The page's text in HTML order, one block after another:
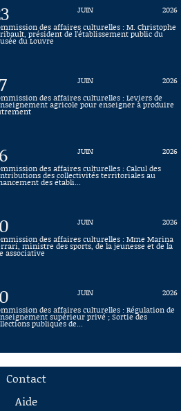
JUIN
2026
des affaires culturelles : M. Christophe
président de l’établissement public du
du Louvre
JUIN
2026
des affaires culturelles : Leviers de
agricole pour enseigner à produire
JUIN
2026
des affaires culturelles : Calcul des
des collectivités territoriales au
des établi...
JUIN
2026
des affaires culturelles : Mme Marina
ministre des sports, de la jeunesse et de la
associative
JUIN
2026
des affaires culturelles : Régulation de
supérieur privé ; Sortie des
publiques de...
Contact
Aide